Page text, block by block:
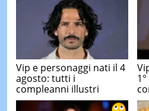
Vip e personaggi nati il 4
agosto: tutti i
compleanni illustri